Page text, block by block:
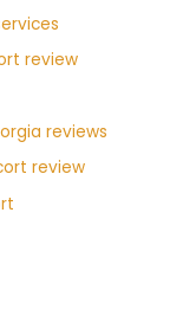
review
reviews
review